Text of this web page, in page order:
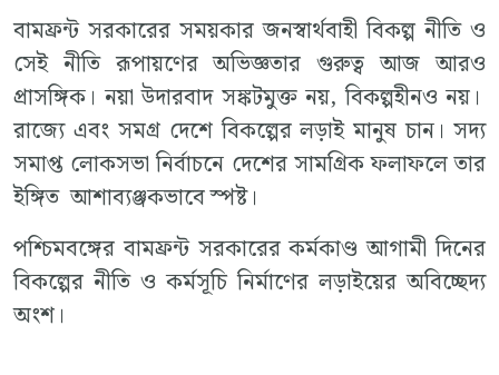
বামফ্রন্ট সরকারের সময়কার জনস্বার্থবাহী বিকল্প নীতি ও
সেই নীতি রূপায়ণের অভিজ্ঞতার গুরুত্ব আজ আরও
প্রাসঙ্গিক। নয়া উদারবাদ সঙ্কটমুক্ত নয়, বিকল্পহীনও নয়।
রাজ্যে এবং সমগ্র দেশে বিকল্পের লড়াই মানুষ চান। সদ্য
সমাপ্ত লোকসভা নির্বাচনে দেশের সামগ্রিক ফলাফলে তার
ইঙ্গিত আশাব্যঞ্জকভাবে স্পষ্ট।
পশ্চিমবঙ্গের বামফ্রন্ট সরকারের কর্মকাণ্ড আগামী দিনের
বিকল্পের নীতি ও কর্মসূচি নির্মাণের লড়াইয়ের অবিচ্ছেদ্য
অংশ।